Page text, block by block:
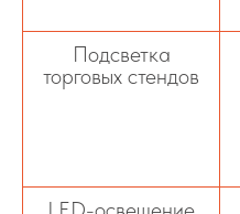
Подсветка
торговых стендов